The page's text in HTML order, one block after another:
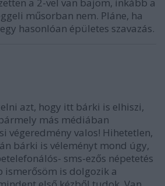
a 2-vel van bajom, inkább a
műsorban nem. Pláne, ha
hasonlóan épületes szavazás.
azt, hogy itt bárki is elhiszi,
más médiában
végeredmény valos! Hihetetlen,
bárki is véleményt mond úgy,
sms-ezős népetetés
ismerősöm is dolgozik a